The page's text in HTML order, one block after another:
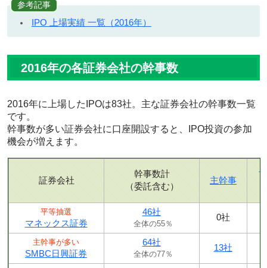
参考記事
IPO 上場実績 一覧（2016年）
2016年の各証券会社の幹事数
2016年に上場したIPOは83社。主な証券会社の幹事数一覧
です。
幹事数が多い証券会社に口座開設すると、IPO投資の参加
機会が増えます。
証券会社
幹事数計
（委託含む）
主幹事
平等抽選
マネックス証券
46社
全体の55％
0社
主幹事が多い
SMBC日興証券
64社
全体の77％
13社